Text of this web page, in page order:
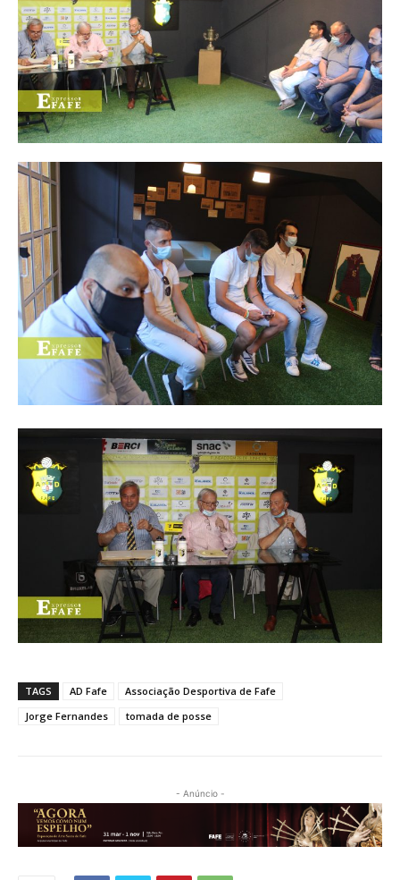
TAGS AD Fafe
Associação Desportiva de Fafe
Jorge Fernandes
tomada de posse
- Anúncio -